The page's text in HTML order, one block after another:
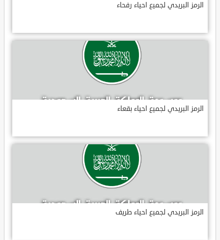
الرمز البريدي لجميع احياء رفحاء
الرمز البريدي لجميع احياء بقعاء
الرمز البريدي لجميع احياء طريف